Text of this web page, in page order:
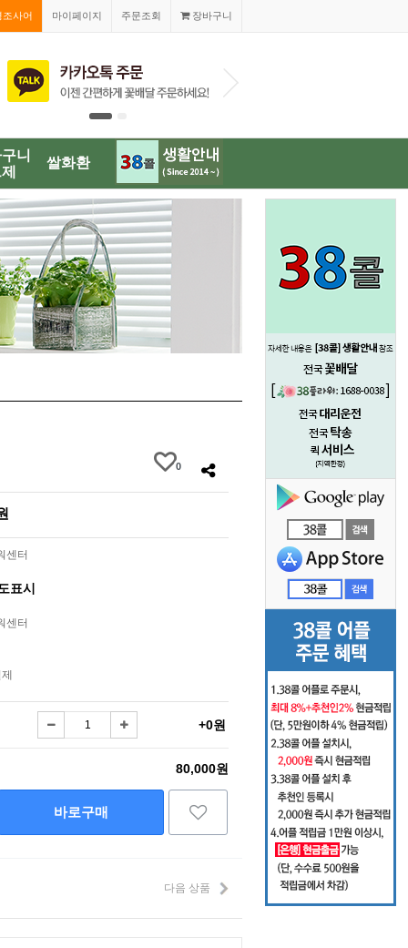
장바구니
주문조회
마이페이지
조사어
니
쌀화환
0
센터
표시
센터
+0원
80,000원
바로구매
다음 상품